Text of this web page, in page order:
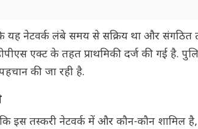
नेटवर्क लंबे समय से सक्रिय था और संगठित
एक्ट के तहत प्राथमिकी दर्ज की गई है.
की जा रही है.
इस तस्करी नेटवर्क में और कौन-कौन शामिल है,